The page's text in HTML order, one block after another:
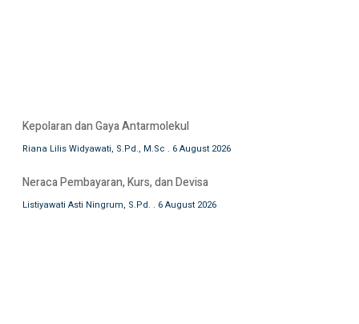
Kepolaran dan Gaya Antarmolekul
Riana Lilis Widyawati, S.Pd., M.Sc 6 August 2026
Neraca Pembayaran, Kurs, dan Devisa
Listiyawati Asti Ningrum, S.Pd. 6 August 2026